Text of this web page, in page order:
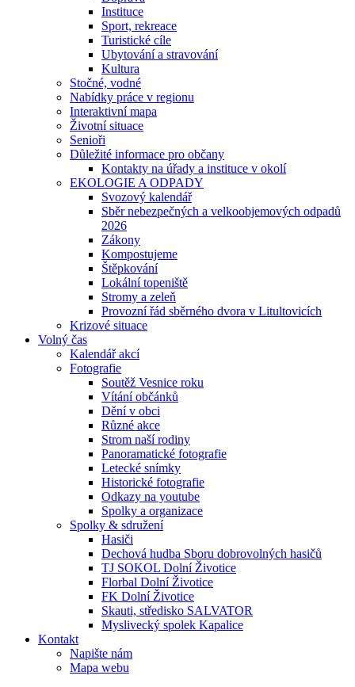
Instituce
Sport, rekreace
Turistické cíle
Ubytování a stravování
Kultura
Stočné, vodné
Nabídky práce v regionu
Interaktivní mapa
Životní situace
Senioři
Důležité informace pro občany
Kontakty na úřady a instituce v okolí
EKOLOGIE A ODPADY
Svozový kalendář
Sběr nebezpečných a velkoobjemových odpadů
2026
Zákony
Kompostujeme
Štěpkování
Lokální topeniště
Stromy a zeleň
Provozní řád sběrného dvora v Litultovicích
Krizové situace
Volný čas
Kalendář akcí
Fotografie
Soutěž Vesnice roku
Vítání občánků
Dění v obci
Různé akce
Strom naší rodiny
Panoramatické fotografie
Letecké snímky
Historické fotografie
Odkazy na youtube
Spolky a organizace
Spolky & sdružení
Hasiči
Dechová hudba Sboru dobrovolných hasičů
TJ SOKOL Dolní Životice
Florbal Dolní Životice
FK Dolní Životice
Skauti, středisko SALVATOR
Myslivecký spolek Kapalice
Kontakt
Napište nám
Mapa webu